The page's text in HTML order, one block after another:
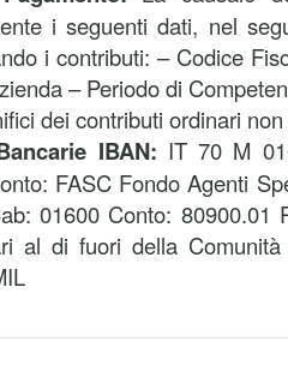
i seguenti dati, nel
i contributi: – Codice
– Periodo di
dei contributi ordinari
IBAN: IT 70 M
FASC Fondo Agenti
01600 Conto: 80900.01
al di fuori della Comunità